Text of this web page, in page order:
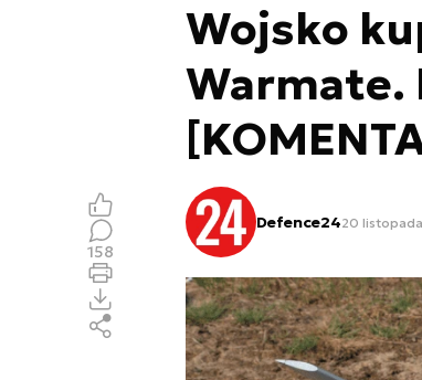
Wojsko
Warmate.
Defence2420
158